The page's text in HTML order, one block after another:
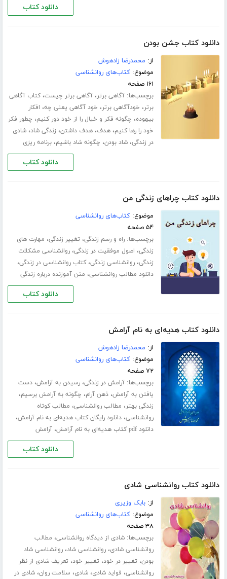
دانلود کتاب
دانلود کتاب جشن بودن
از: محمدرضا زادهوش
موضوع:کتاب‌های روانشناسی
۱۶۱ صفحه
برچسب‌ها:آگاهی برتر،آگاهی برتر چیست،کتاب آگاهی
برتر، خودآگاهی برتر، خود آگاهی یعنی چه، افکار
بیهوده، چگونه فکر و خیال را از خود دور کنیم، چطور فکر
خود را رها کنیم،هدف،هدف داشتن، زندگی شاد،شادی
در زندگی،شاد بودن، چگونه شاد باشیم،برنامه ریزی
دانلود کتاب
دانلود کتاب چراهای زندگی من
موضوع:کتاب‌های روانشناسی
۵۴ صفحه
برچسب‌ها:راه و رسم زندگی، تغییر زندگی، مهارت های
زندگی، اصول موفقیت در زندگی،روانشناسی مشکلات
زندگی،روانشناسی زندگی،کتاب روانشناسی در زندگی،
دانلود مطالب روانشناسی، متن آموزنده درباره زندگی
دانلود کتاب
دانلود کتاب هدیه‌ای به نام آرامش
از: محمدرضا زادهوش
موضوع:کتاب‌های روانشناسی
۷۲ صفحه
برچسب‌ها:آرامش در زندگی،رسیدن به آرامش،دست
یافتن به آرامش،ذهن آرام، چگونه به آرامش برسیم،
زندگی بهتر، مطالب روانشناسی، مطالب کوتاه
روانشناسی،دانلود رایگان کتاب هدیه‌ای به نام آرامش،
دانلود pdf کتاب هدیه‌ای به نام آرامش ،آرامش
دانلود کتاب
دانلود کتاب روانشناسی شادی
از:بابک وزیری
موضوع:کتاب‌های روانشناسی
۳۸ صفحه
برچسب‌ها:شادی از دیدگاه روانشناسی، مطالب
روانشناسی شادی،روانشناسی شاد،روانشناسی شاد
بودن، تغییر در خود، تغییر خود، تعریف شادی از نظر
روانشناسی، فواید شادی،شادی، سلامت روان،شادی در